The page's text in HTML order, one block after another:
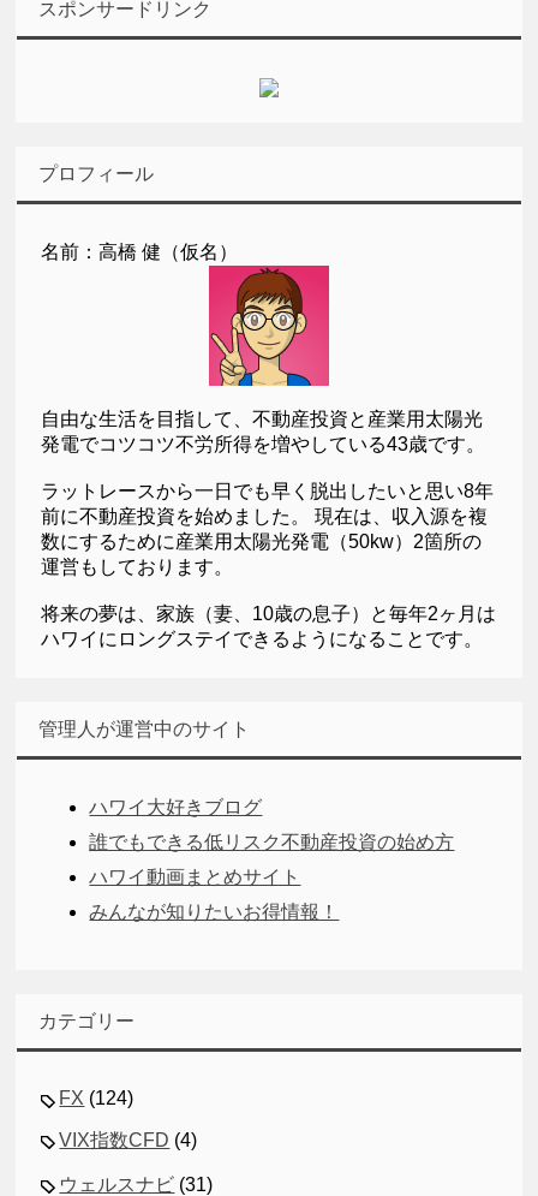
スポンサードリンク
プロフィール
名前：高橋 健（仮名）
自由な生活を目指して、不動産投資と産業用太陽光
発電でコツコツ不労所得を増やしている43歳です。
ラットレースから一日でも早く脱出したいと思い8年
前に不動産投資を始めました。 現在は、収入源を複
数にするために産業用太陽光発電（50kw）2箇所の
運営もしております。
将来の夢は、家族（妻、10歳の息子）と毎年2ヶ月は
ハワイにロングステイできるようになることです。
管理人が運営中のサイト
ハワイ大好きブログ
誰でもできる低リスク不動産投資の始め方
ハワイ動画まとめサイト
みんなが知りたいお得情報！
カテゴリー
FX (124)
VIX指数CFD (4)
ウェルスナビ (31)